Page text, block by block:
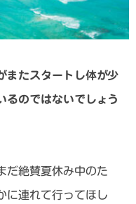
またスタートし体が少
るのではないでしょう
だ絶賛夏休み中のた
に連れて行ってほし